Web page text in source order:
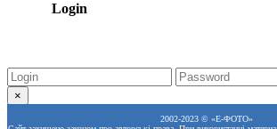
2002-2023 © «Е-ФОТО»
Login
×